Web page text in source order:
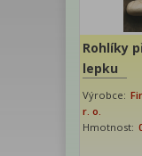
Rohlíky
lepku
Výrobce:
r. o.
Hmotnost: